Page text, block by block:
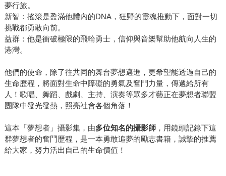
夢行旅。
新智：搖滾是盈滿他體內的DNA，狂野的靈魂推動下，面對一切
挑戰都勇敢向前。
益群：他是衝破極限的飛輪勇士，信仰與音樂幫助他航向人生的
港灣。
他們的使命，除了往共同的舞台夢想邁進，更希望能透過自己的
生命歷程，將面對生命中障礙的勇氣及奮鬥力量，傳遞給所有
人！歌唱、舞蹈、戲劇、主持、演奏等眾多才藝正在夢想者聯盟
團隊中發光發熱，照亮社會各個角落！
這本「夢想者」攝影集，由多位知名的攝影師，用鏡頭記錄下這
群夢想者的奮鬥歷程，是一本勇敢追夢的勵志書籍，誠摯的推薦
給大家，努力活出自己的生命價值！